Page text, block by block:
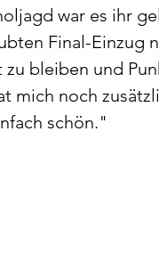
war es ihr
Final-Einzug
bleiben und
mich noch
schön."